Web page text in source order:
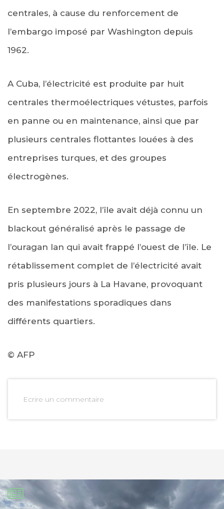
centrales, à cause du renforcement de
l’embargo imposé par Washington depuis
1962.
A Cuba, l’électricité est produite par huit
centrales thermoélectriques vétustes, parfois
en panne ou en maintenance, ainsi que par
plusieurs centrales flottantes louées à des
entreprises turques, et des groupes
électrogènes.
En septembre 2022, l’île avait déjà connu un
blackout généralisé après le passage de
l’ouragan Ian qui avait frappé l’ouest de l’île. Le
rétablissement complet de l’électricité avait
pris plusieurs jours à La Havane, provoquant
des manifestations sporadiques dans
différents quartiers.
© AFP
Ecrire un commentaire